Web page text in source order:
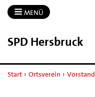
MENÜ
SPD Hersbruck
Start › Ortsverein › Vorstand